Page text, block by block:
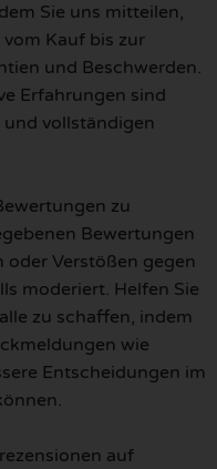
Sie uns mitteilen,
Kauf bis zur
und Beschwerden.
Erfahrungen sind
vollständigen
zu
Bewertungen
Verstößen gegen
moderiert. Helfen Sie
zu schaffen, indem
wie
Entscheidungen im
auf